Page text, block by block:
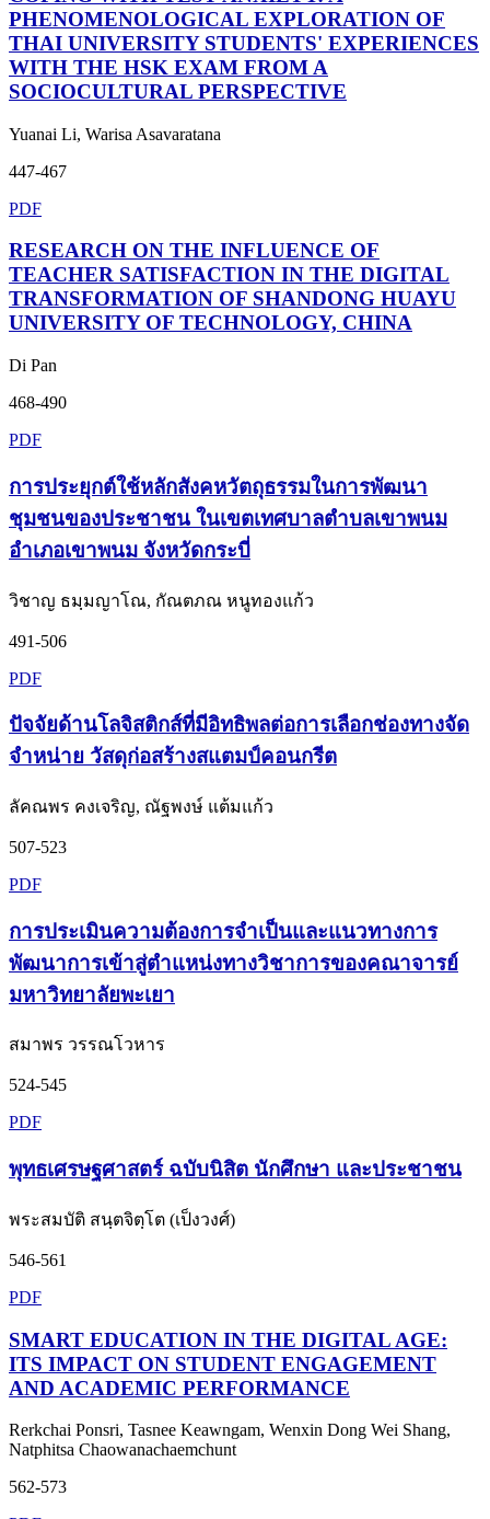
PHENOMENOLOGICAL EXPLORATION OF
THAI UNIVERSITY STUDENTS' EXPERIENCES
WITH THE HSK EXAM FROM A
SOCIOCULTURAL PERSPECTIVE
Yuanai Li, Warisa Asavaratana
447-467
PDF
RESEARCH ON THE INFLUENCE OF
TEACHER SATISFACTION IN THE DIGITAL
TRANSFORMATION OF SHANDONG HUAYU
UNIVERSITY OF TECHNOLOGY, CHINA
Di Pan
468-490
PDF
การประยุกต์ใช้หลักสังคหวัตถุธรรมในการพัฒนา
ชุมชนของประชาชน ในเขตเทศบาลตำบลเขาพนม
อำเภอเขาพนม จังหวัดกระบี่
วิชาญ ธมฺมญาโณ, กัณตภณ หนูทองแก้ว
491-506
PDF
ปัจจัยด้านโลจิสติกส์ที่มีอิทธิพลต่อการเลือกช่องทางจัด
จำหน่าย วัสดุก่อสร้างสแตมป์คอนกรีต
ลัคณพร คงเจริญ, ณัฐพงษ์ แต้มแก้ว
507-523
PDF
การประเมินความต้องการจำเป็นและแนวทางการ
พัฒนาการเข้าสู่ตำแหน่งทางวิชาการของคณาจารย์
มหาวิทยาลัยพะเยา
สมาพร วรรณโวหาร
524-545
PDF
พุทธเศรษฐศาสตร์ ฉบับนิสิต นักศึกษา และประชาชน
พระสมบัติ สนฺตจิตฺโต (เป็งวงศ์)
546-561
PDF
SMART EDUCATION IN THE DIGITAL AGE:
ITS IMPACT ON STUDENT ENGAGEMENT
AND ACADEMIC PERFORMANCE
Rerkchai Ponsri, Tasnee Keawngam, Wenxin Dong Wei Shang,
Natphitsa Chaowanachaemchunt
562-573